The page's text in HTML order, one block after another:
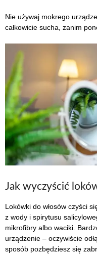
Nie używaj mokrego
całkowicie sucha, zanim
Jak wyczyścić
Lokówki do włosów czyści
z wody i spirytusu
mikrofibry albo waciki.
urządzenie – oczywiście
sposób pozbędziesz się